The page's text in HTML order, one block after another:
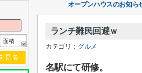
オープンハウスのお知
ランチ難民回避ｗ
カテゴリ： グルメ
名駅にて研修。
面積